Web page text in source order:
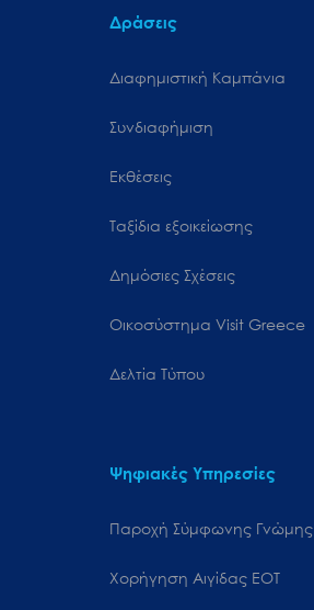
Δράσεις
Διαφημιστική Καμπάνια
Συνδιαφήμιση
Εκθέσεις
Ταξίδια εξοικείωσης
Δημόσιες Σχέσεις
Oικοσύστημα Visit Greece
Δελτία Τύπου
Ψηφιακές Υπηρεσίες
Παροχή Σύμφωνης Γνώμης
Χορήγηση Αιγίδας ΕΟΤ